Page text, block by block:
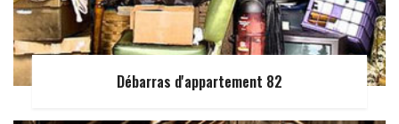
Débarras d'appartement 82